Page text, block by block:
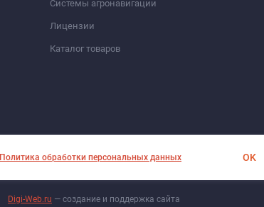
Системы агронавигации
Лицензии
Каталог товаров
Digi-Web.ru — создание и поддержка сайта
Политика обработки персональных данных OK